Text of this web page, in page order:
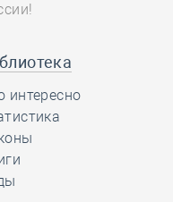
интересно